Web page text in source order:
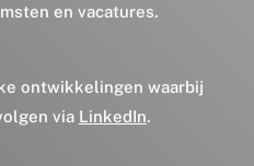
en vacatures.
ontwikkelingen waarbij
via LinkedIn.